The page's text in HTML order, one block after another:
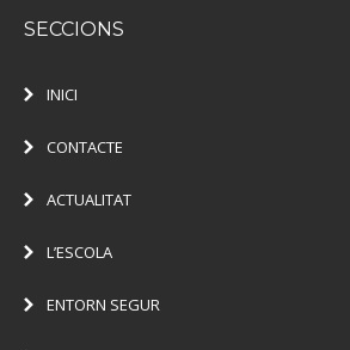
SECCIONS
INICI
CONTACTE
ACTUALITAT
L’ESCOLA
ENTORN SEGUR